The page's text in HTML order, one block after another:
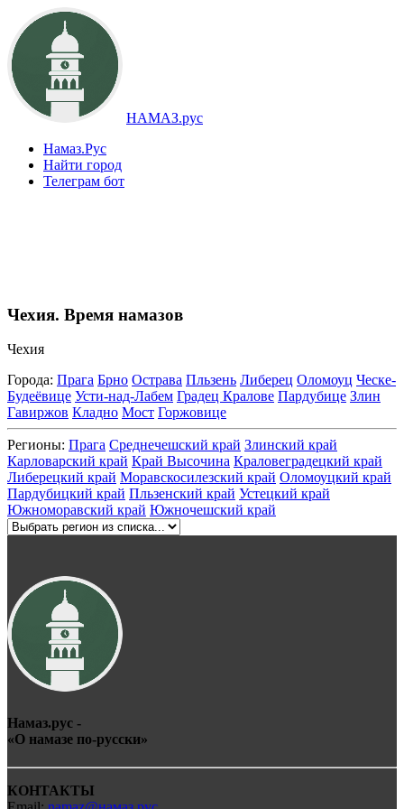
НАМАЗ.рус
Намаз.Рус
Найти город
Телеграм бот
Чехия. Время намазов
Чехия
Города: Прага Брно Острава Пльзень Либерец Оломоуц Ческе-
Будеёвице Усти-над-Лабем Градец Кралове Пардубице Злин
Гавиржов Кладно Мост Горжовице
Регионы: Прага Среднечешский край Злинский край
Карловарский край Край Высочина Краловеградецкий край
Либерецкий край Моравскосилезский край Оломоуцкий край
Пардубицкий край Пльзенский край Устецкий край
Южноморавский край Южночешский край
Намаз.рус -
«О намазе по-русски»
КОНТАКТЫ